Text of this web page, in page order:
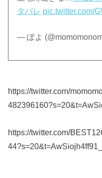
タバレ pic.twitter.com/
— ぽよ
https://twitter.com/
https://twitter.com/